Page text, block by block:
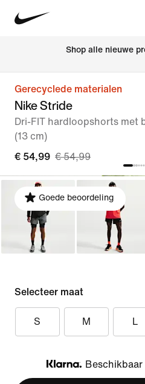
Shop alle nieuwe
Gerecyclede materialen
Nike Stride
Dri-FIT hardloopshorts met
(13 cm)
€ 54,99 € 54,99
Goede beoordeling
Selecteer maat
S M L
Klarna